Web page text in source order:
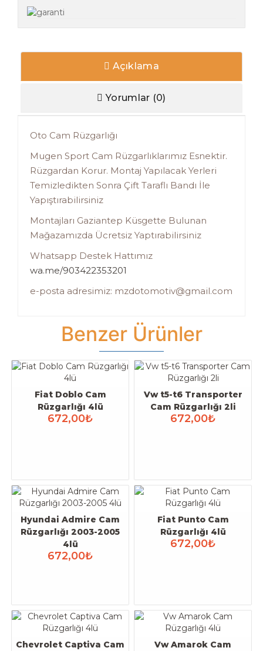
Açıklama
Yorumlar (0)
Oto Cam Rüzgarlığı
Mugen Sport Cam Rüzgarlıklarımız Esnektir.
Rüzgardan Korur. Montaj Yapılacak Yerleri
Temizledikten Sonra Çift Taraflı Bandı İle
Yapıştırabilirsiniz
Montajları Gaziantep Küsgette Bulunan
Mağazamızda Ücretsiz Yaptırabilirsiniz
Whatsapp Destek Hattımız
wa.me/903422353201
e-posta adresimiz: mzdotomotiv@gmail.com
Benzer Ürünler
Fiat Doblo Cam
Rüzgarlığı 4lü
672,00₺
Vw t5-t6 Transporter
Cam Rüzgarlığı 2li
672,00₺
Hyundai Admire Cam
Rüzgarlığı 2003-2005
4lü
672,00₺
Fiat Punto Cam
Rüzgarlığı 4lü
672,00₺
Chevrolet Captiva Cam
Vw Amarok Cam